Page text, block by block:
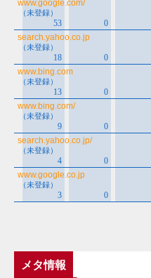
メタ情報